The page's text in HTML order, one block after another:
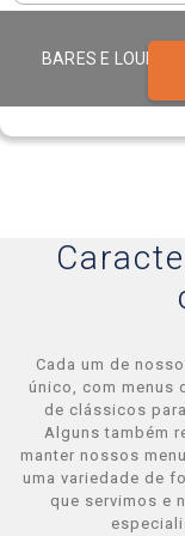
BARES E
Cada um de
único, com menus
de clássicos
Alguns também
manter nossos
uma variedade de
que servimos e